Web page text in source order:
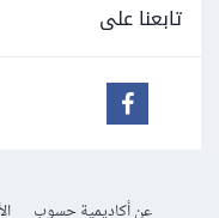
تابعنا على
عن أكاديمية حسوب